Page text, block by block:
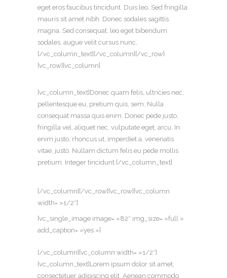
eget eros faucibus tincidunt. Duis leo. Sed fringilla
mauris sit amet nibh. Donec sodales sagittis
magna. Sed consequat, leo eget bibendum
sodales, augue velit cursus nunc,
[/vc_column_text][/vc_column][/vc_row]
[vc_row][vc_column]
[vc_column_text]Donec quam felis, ultricies nec,
pellentesque eu, pretium quis, sem. Nulla
consequat massa quis enim. Donec pede justo,
fringilla vel, aliquet nec, vulputate eget, arcu. In
enim justo, rhoncus ut, imperdiet a, venenatis
vitae, justo. Nullam dictum felis eu pede mollis
pretium. Integer tincidunt.[/vc_column_text]
[/vc_column][/vc_row][vc_row][vc_column
width= »1/2″]
[vc_single_image image= »82″ img_size= »full »
add_caption= »yes »]
[/vc_column][vc_column width= »1/2″]
[vc_column_text]Lorem ipsum dolor sit amet,
consectetuer adipiscing elit. Aenean commodo